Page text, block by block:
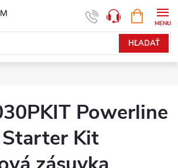
HĽADAŤ
KOŠÍK
Powerline
Kit
- Chat